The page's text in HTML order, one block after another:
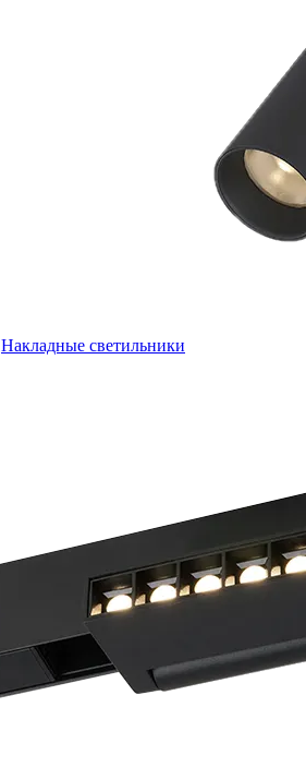
Накладные светильники